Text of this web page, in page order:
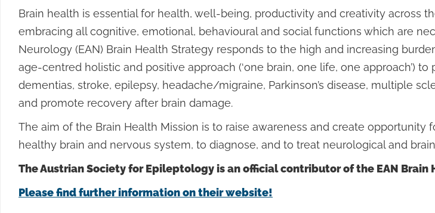
Brain health is essential for health, well-being, productivity and creativity across
embracing all cognitive, emotional, behavioural and social functions which are
Neurology (EAN) Brain Health Strategy responds to the high and increasing
age-centred holistic and positive approach (‘one brain, one life, one approach’)
dementias, stroke, epilepsy, headache/migraine, Parkinson’s disease, multiple
and promote recovery after brain damage.
The aim of the Brain Health Mission is to raise awareness and create
healthy brain and nervous system, to diagnose, and to treat neurological and
The Austrian Society for Epileptology is an official contributor of the EAN Brain
Please find further information on their website!